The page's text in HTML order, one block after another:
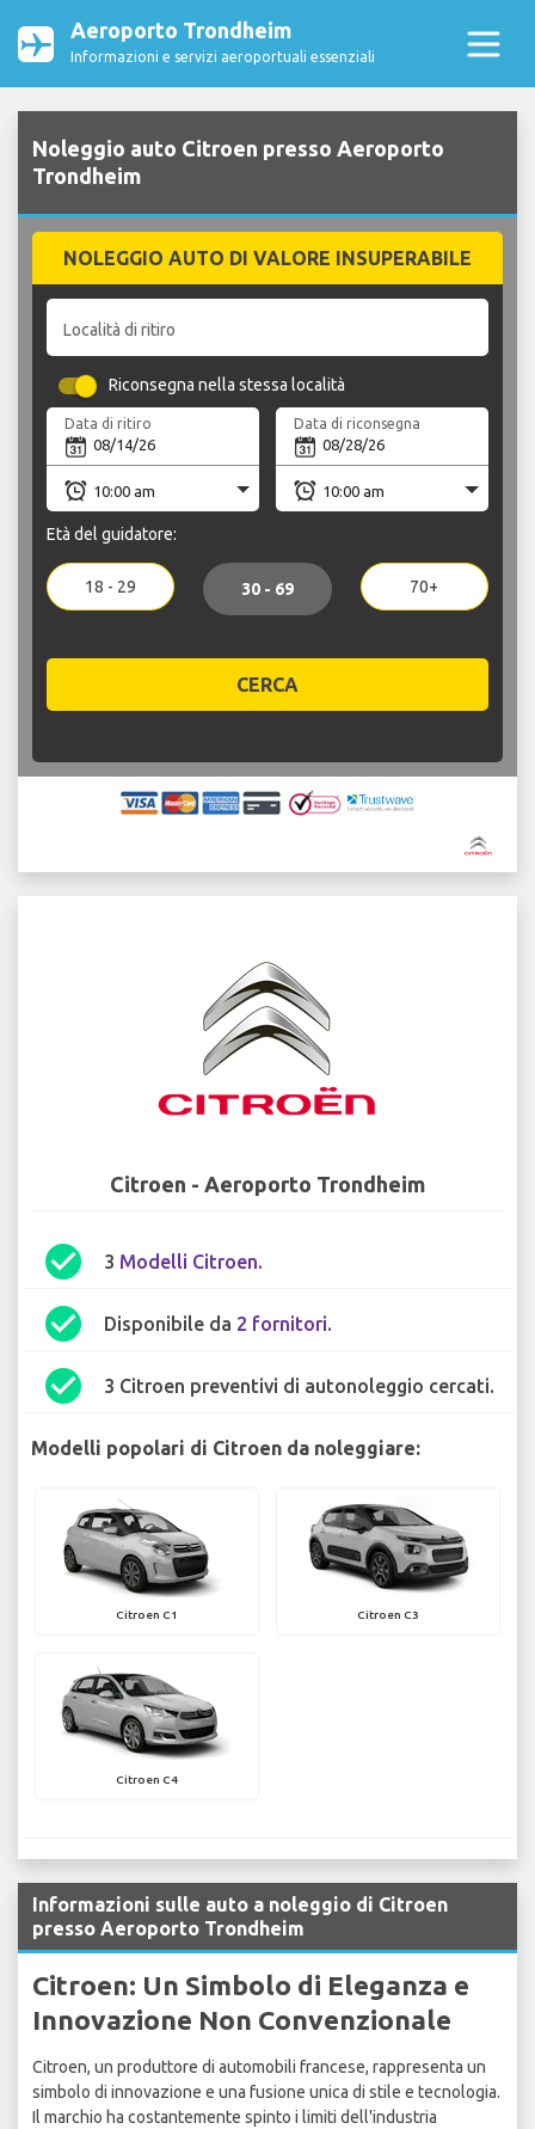
Aeroporto Trondheim
Informazioni e servizi aeroportuali essenziali
Noleggio auto Citroen presso Aeroporto
Trondheim
NOLEGGIO AUTO DI VALORE INSUPERABILE
Località di ritiro
Riconsegna nella stessa località
Data di ritiro Data di riconsegna
Età del guidatore:
18 - 29 30 - 69 70+
CERCA
Citroen - Aeroporto Trondheim
check_circle 3 Modelli Citroen.
check_circle Disponibile da 2 fornitori.
check_circle 3 Citroen preventivi di autonoleggio cercati.
Modelli popolari di Citroen da noleggiare:
Citroen C1 Citroen C3
Citroen C4
Informazioni sulle auto a noleggio di Citroen
presso Aeroporto Trondheim
Citroen: Un Simbolo di Eleganza e
Innovazione Non Convenzionale
Citroen, un produttore di automobili francese, rappresenta un
simbolo di innovazione e una fusione unica di stile e tecnologia.
Il marchio ha costantemente spinto i limiti dell'industria